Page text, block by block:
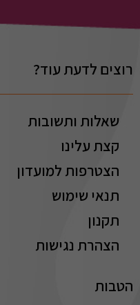
רוצים לדעת עוד?
שאלות ותשובות
קצת עלינו
הצטרפות למועדון
תנאי שימוש
תקנון
הצהרת נגישות
הטבות